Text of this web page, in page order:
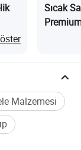
Sıcak
Malzemesi